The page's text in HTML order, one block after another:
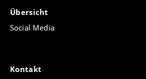
Übersicht
Social Media
Kontakt